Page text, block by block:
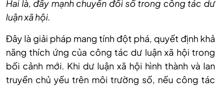
Hai là, đẩy mạnh chuyển đổi số trong công tác dư
luận xã hội.
Đây là giải pháp mang tính đột phá, quyết định khả
năng thích ứng của công tác dư luận xã hội trong
bối cảnh mới. Khi dư luận xã hội hình thành và lan
truyền chủ yếu trên môi trường số, nếu công tác